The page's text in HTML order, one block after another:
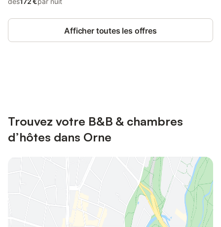
Afficher toutes les offres
Trouvez votre B&B & chambres
d’hôtes dans Orne